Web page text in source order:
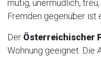
mutig, unermüdlich,
Fremden gegenüber ist
Der Österreichischer
Wohnung geeignet. Die